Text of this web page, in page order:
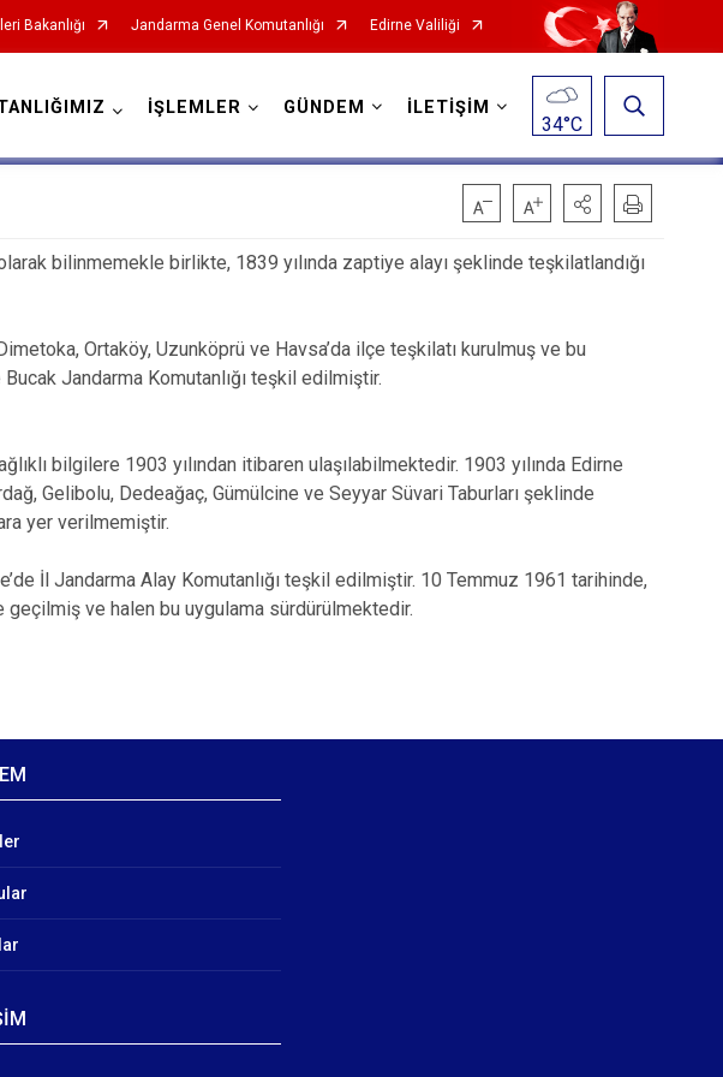
Bakanlığı Jandarma Genel Komutanlığı Edirne Valiliği
İŞLEMLER GÜNDEM İLETİŞİM
34°C
bilinmemekle birlikte, 1839 yılında zaptiye alayı şeklinde teşkilatlandığı
Ortaköy, Uzunköprü ve Havsa’da ilçe teşkilatı kurulmuş ve bu
Jandarma Komutanlığı teşkil edilmiştir.
bilgilere 1903 yılından itibaren ulaşılabilmektedir. 1903 yılında Edirne
Gelibolu, Dedeağaç, Gümülcine ve Seyyar Süvari Taburları şeklinde
yer verilmemiştir.
İl Jandarma Alay Komutanlığı teşkil edilmiştir. 10 Temmuz 1961 tarihinde,
ve halen bu uygulama sürdürülmektedir.